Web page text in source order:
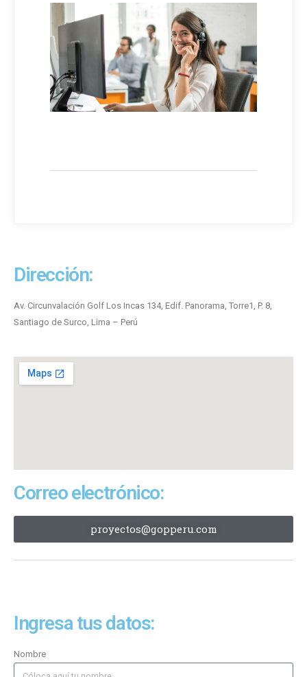
Dirección:
Av. Circunvalación Golf Los Incas 134, Edif. Panorama, Torre1, P. 8,
Santiago de Surco, Lima – Perú
Correo electrónico:
proyectos@gopperu.com
Ingresa tus datos:
Nombre